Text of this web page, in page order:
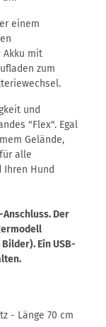
einem
Akku mit
zum
und
"Flex". Egal
Gelände,
alle
Hund
Der
Ein USB-
- Länge 70 cm